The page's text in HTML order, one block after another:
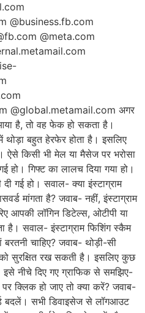
@business.fb.com
@meta.com
@global.metamail.com अगर
है, तो वह फेक हो सकता है।
बहुत हेरफेर होता है। इसलिए
ऐसे किसी भी मेल या मैसेज पर भरोसा
गिफ्ट का लालच दिया गया हो।
गई हो। सवाल- क्या इंस्टाग्राम
मांगता है? जवाब- नहीं, इंस्टाग्राम
आपकी लॉगिन डिटेल्स, ओटीपी या
है। सवाल- इंस्टाग्राम फिशिंग स्कैम
चाहिए? जवाब- थोड़ी-सी
सुरक्षित रख सकती है। इसलिए कुछ
इसे नीचे दिए गए ग्राफिक से समझिए-
क्लिक हो जाए तो क्या करें? जवाब-
बदलें। सभी डिवाइसेज से लॉगआउट